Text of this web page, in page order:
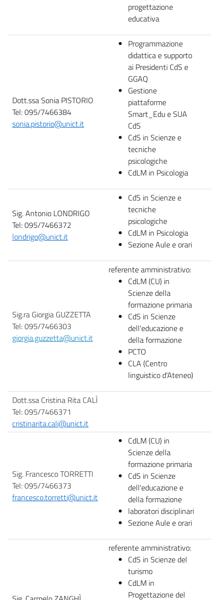
progettazione
educativa
Dott.ssa Sonia PISTORIO
Tel: 095/7466384
sonia.pistorio@unict.it
Programmazione
didattica e supporto
ai Presidenti CdS e
GGAQ
Gestione
piattaforme
Smart_Edu e SUA
CdS
CdS in Scienze e
tecniche
psicologiche
CdLM in Psicologia
Sig. Antonio LONDRIGO
Tel: 095/7466372
londrigo@unict.it
CdS in Scienze e
tecniche
psicologiche
CdLM in Psicologia
Sezione Aule e orari
Sig.ra Giorgia GUZZETTA
Tel: 095/7466303
giorgia.guzzetta@unict.it
referente amministrativo:
CdLM (CU) in
Scienze della
formazione primaria
CdS in Scienze
dell'educazione e
della formazione
PCTO
CLA (Centro
linguistico d'Ateneo)
Dott.ssa Cristina Rita CALÌ
Tel: 095/7466371
cristinarita.cali@unict.it
Sig. Francesco TORRETTI
Tel: 095/7466373
francesco.torretti@unict.it
CdLM (CU) in
Scienze della
formazione primaria
CdS in Scienze
dell'educazione e
della formazione
laboratori disciplinari
Sezione Aule e orari
referente amministrativo:
CdS in Scienze del
turismo
CdLM in
Progettazione del